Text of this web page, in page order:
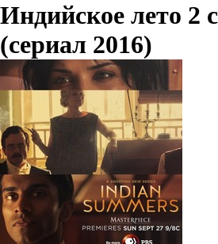
Индийское лето 2
(сериал 2016)